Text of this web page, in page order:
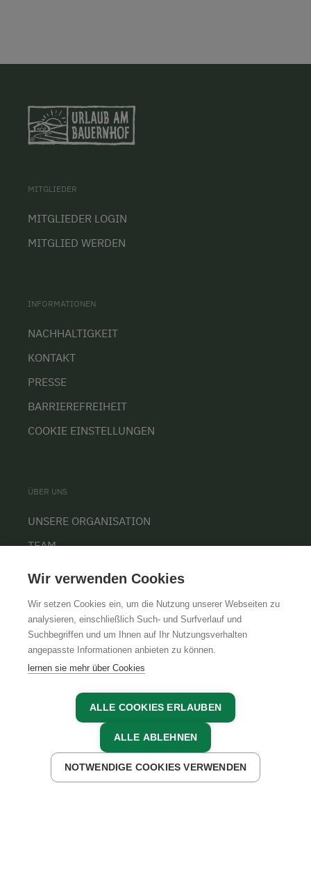
JETZT ANFRAGEN
MITGLIEDER
MITGLIEDER LOGIN
MITGLIED WERDEN
INFORMATIONEN
NACHHALTIGKEIT
KONTAKT
PRESSE
BARRIEREFREIHEIT
COOKIE EINSTELLUNGEN
ÜBER UNS
UNSERE ORGANISATION
TEAM
KARRIERE
AGBIMPRESSUMDATENSCHUTZ
Wir verwenden Cookies
Wir setzen Cookies ein, um die Nutzung unserer Webseiten zu
analysieren, einschließlich Such- und Surfverlauf und
Suchbegriffen und um Ihnen auf Ihr Nutzungsverhalten
angepasste Informationen anbieten zu können.
lernen sie mehr über Cookies
ALLE COOKIES ERLAUBEN
ALLE ABLEHNEN
NOTWENDIGE COOKIES VERWENDEN